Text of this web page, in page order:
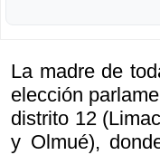
La madre de
elección
distrito 12
y Olmué),